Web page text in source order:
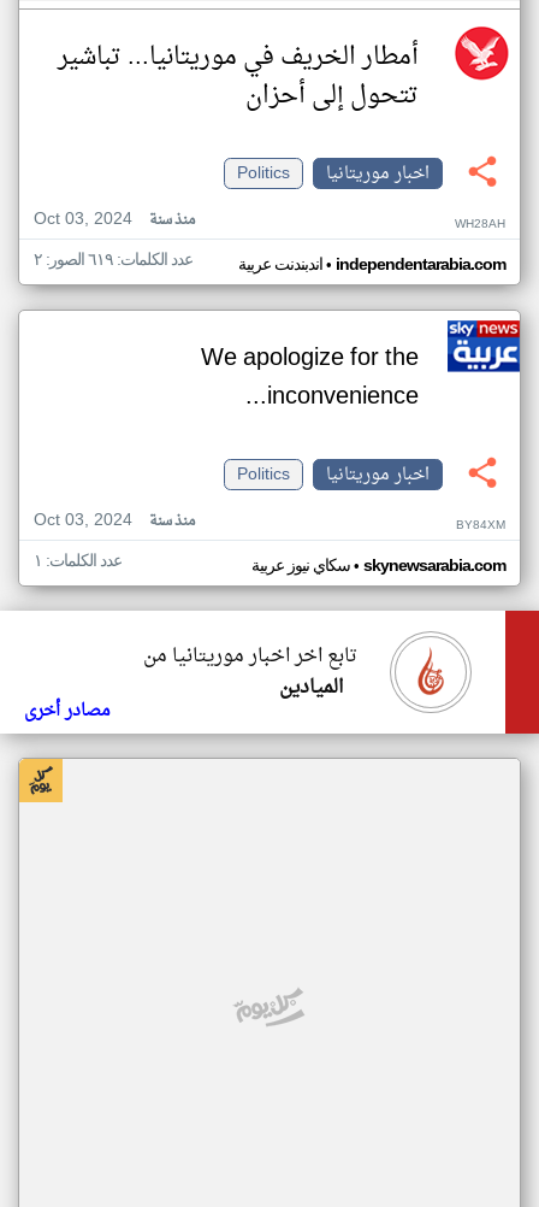
أمطار الخريف في موريتانيا... تباشير
تتحول إلى أحزان
اخبار موريتانيا
Politics
Oct 03, 2024
منذ سنة WH28AH
اندبندنت عربية• independentarabia.com عدد الكلمات: ٦١٩ الصور: ٢
We apologize for the
inconvenience...
اخبار موريتانيا
Politics
Oct 03, 2024
منذ سنة BY84XM
سكاي نيوز عربية• skynewsarabia.com عدد الكلمات: ١
تابع اخر اخبار موريتانيا من
الميادين
مصادر أخرى